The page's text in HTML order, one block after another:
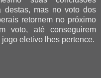
destas, mas no voto dos
retornem no próximo
voto, até conseguirem
eletivo lhes pertence.